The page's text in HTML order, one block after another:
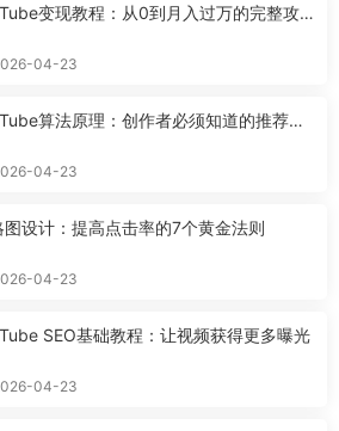
变现教程：从0到月入过万的完整攻
04-23
算法原理：创作者必须知道的推荐机
04-23
图设计：提高点击率的7个黄金法则
04-23
SEO基础教程：让视频获得更多曝光
04-23